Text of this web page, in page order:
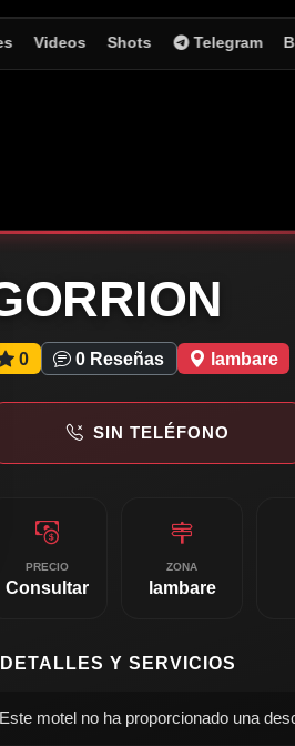
Videos Shots Telegram
0 0 Reseñas lambare
SIN TELÉFONO
PRECIO
Consultar
ZONA
lambare
DETALLES Y SERVICIOS
Este motel no ha proporcionado una